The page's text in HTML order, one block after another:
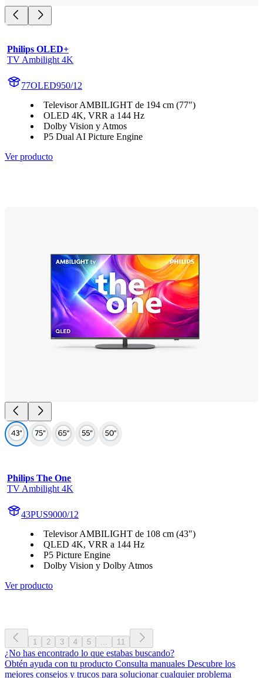
Philips OLED+
TV Ambilight 4K
77OLED950/12
Televisor AMBILIGHT de 194 cm (77")
OLED 4K, VRR a 144 Hz
Dolby Vision y Atmos
P5 Dual AI Picture Engine
Ver producto
Philips The One
TV Ambilight 4K
43PUS9000/12
Televisor AMBILIGHT de 108 cm (43")
QLED 4K, VRR a 144 Hz
P5 Picture Engine
Dolby Vision y Dolby Atmos
Ver producto
1 2 3 4 5 ... 11
¿No has encontrado lo que estabas buscando?
Obtén ayuda con tu producto Consulta manuales Descubre los
mejores consejos y trucos para solucionar cualquier problema